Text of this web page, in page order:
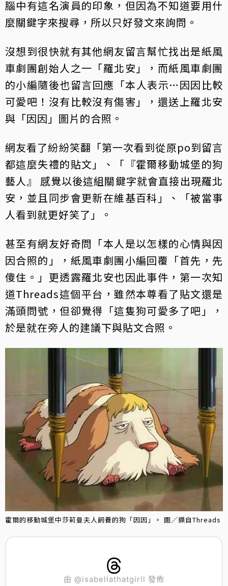
腦中有這名演員的印象，但因為不知道要用什
麼關鍵字來搜尋，所以只好發文來詢問。
沒想到很快就有其他網友留言幫忙找出是紙風
車劇團創始人之一「羅北安」，而紙風車劇團
的小編隨後也留言回應「本人表示…因因比較
可愛吧！沒有比較沒有傷害」，還送上羅北安
與「因因」圖片的合照。
網友看了紛紛笑翻「第一次看到從原po到留言
都這麼失禮的貼文」、「『霍爾移動城堡的狗
藝人』 感覺以後這組關鍵字就會直接出現羅北
安，並且同步會更新在維基百科」、「被當事
人看到就更好笑了」。
甚至有網友好奇問「本人是以怎樣的心情與因
因合照的」，紙風車劇團小編回覆「首先，先
傻住。」更透露羅北安也因此事件，第一次知
道Threads這個平台，雖然本尊看了貼文還是
滿頭問號，但卻覺得「這隻狗可愛多了吧」，
於是就在旁人的建議下與貼文合照。
霍爾的移動城堡中莎莉曼夫人飼養的狗「因因」。 圖／擷自Threads
由 @isabellathatgirll 發佈